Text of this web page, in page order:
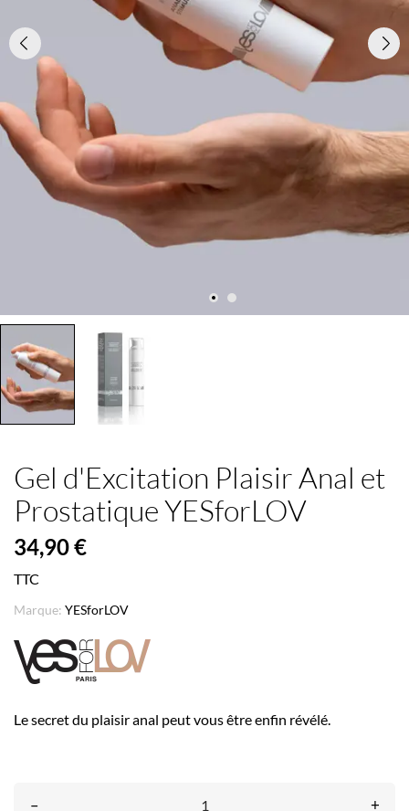
Gel d'Excitation Plaisir Anal et
Prostatique YESforLOV
34,90 €
TTC
Marque: YESforLOV
Le secret du plaisir anal peut vous être enfin révélé.
– +